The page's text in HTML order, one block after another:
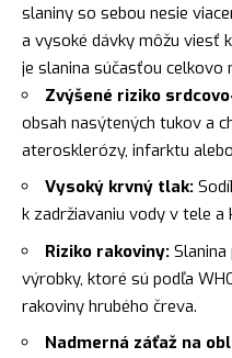
slaniny so sebou nesie
a vysoké dávky môžu viesť
je slanina súčasťou celkovo
Zvýšené riziko
obsah nasýtených tukov a
aterosklerózy, infarktu
Vysoký krvný tlak:
k zadržiavaniu vody v tele a
Riziko rakoviny:
výrobky, ktoré sú podľa
rakoviny hrubého čreva.
Nadmerná záťaž na